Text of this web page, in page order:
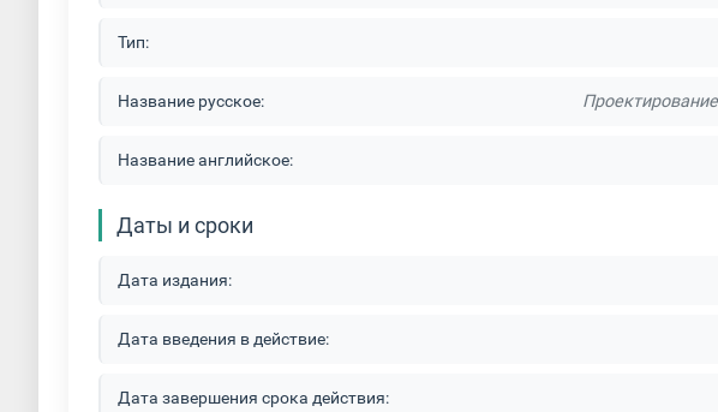
Тип:
Название русское:
Название английское:
Даты и сроки
Дата издания:
Дата введения в действие:
Дата завершения срока действия: